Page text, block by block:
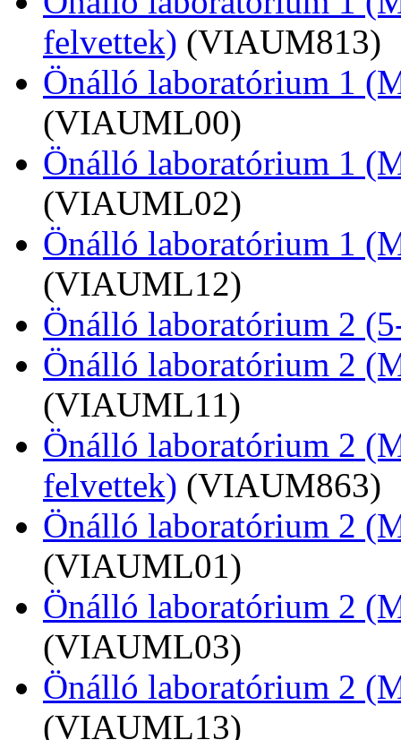
felvettek) (VIAUM813)
Önálló laboratórium 1
(VIAUML00)
Önálló laboratórium 1
(VIAUML02)
Önálló laboratórium 1
(VIAUML12)
Önálló laboratórium 2
Önálló laboratórium 2
(VIAUML11)
Önálló laboratórium 2
felvettek) (VIAUM863)
Önálló laboratórium 2
(VIAUML01)
Önálló laboratórium 2
(VIAUML03)
Önálló laboratórium 2
(VIAUML13)